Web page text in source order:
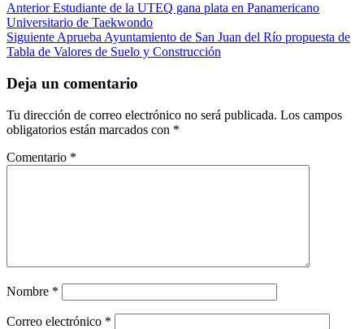
AnteriorEstudiante de la UTEQ gana plata en Panamericano
Universitario de Taekwondo
Siguiente Aprueba Ayuntamiento de San Juan del Río propuesta de
Tabla de Valores de Suelo y Construcción
Deja un comentario
Tu dirección de correo electrónico no será publicada. Los campos
obligatorios están marcados con *
Comentario *
Nombre *
Correo electrónico *